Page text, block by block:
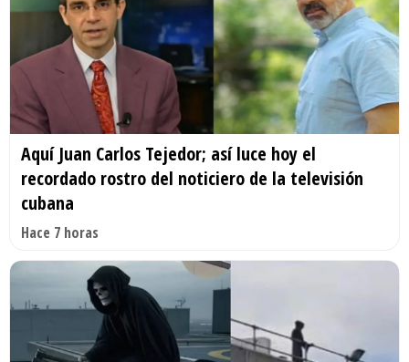
Aquí Juan Carlos Tejedor; así luce hoy el
recordado rostro del noticiero de la televisión
cubana
Hace 7 horas